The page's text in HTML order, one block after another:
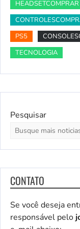
HEADSETCOMPRAR
PS5
TECNOLOGIA
Pesquisar
CONTATO
Se você deseja
responsável pelo